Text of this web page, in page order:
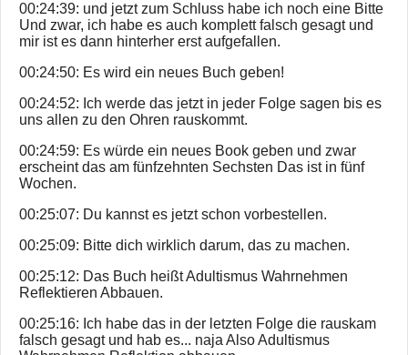
00:24:39: und jetzt zum Schluss habe ich noch eine Bitte
Und zwar, ich habe es auch komplett falsch gesagt und
mir ist es dann hinterher erst aufgefallen.
00:24:50: Es wird ein neues Buch geben!
00:24:52: Ich werde das jetzt in jeder Folge sagen bis es
uns allen zu den Ohren rauskommt.
00:24:59: Es würde ein neues Book geben und zwar
erscheint das am fünfzehnten Sechsten Das ist in fünf
Wochen.
00:25:07: Du kannst es jetzt schon vorbestellen.
00:25:09: Bitte dich wirklich darum, das zu machen.
00:25:12: Das Buch heißt Adultismus Wahrnehmen
Reflektieren Abbauen.
00:25:16: Ich habe das in der letzten Folge die rauskam
falsch gesagt und hab es... naja Also Adultismus